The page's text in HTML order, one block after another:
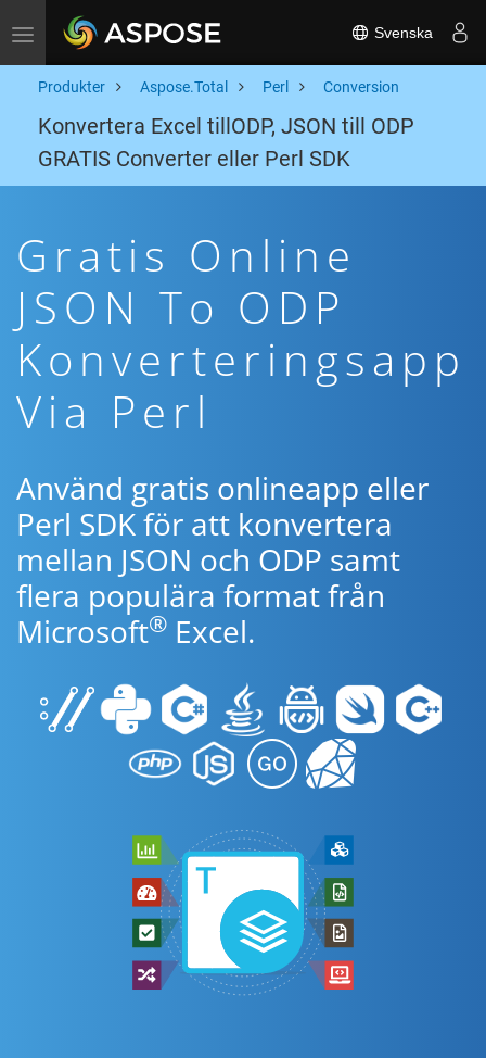
Toggle navigation Svenska
Produkter Aspose.Total Perl Conversion
Konvertera Excel tillODP, JSON till ODP
GRATIS Converter eller Perl SDK
Gratis Online
JSON To ODP
Konverteringsapp
Via Perl
Använd gratis onlineapp eller
Perl SDK för att konvertera
mellan JSON och ODP samt
flera populära format från
Microsoft® Excel.